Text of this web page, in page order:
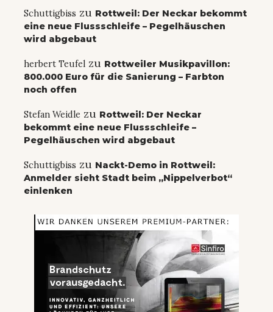
Schuttigbiss zu Rottweil: Der Neckar bekommt
eine neue Flussschleife – Pegelhäuschen
wird abgebaut
herbert Teufel zu Rottweiler Musikpavillon:
800.000 Euro für die Sanierung – Farbton
noch offen
Stefan Weidle zu Rottweil: Der Neckar
bekommt eine neue Flussschleife –
Pegelhäuschen wird abgebaut
Schuttigbiss zu Nackt-Demo in Rottweil:
Anmelder sieht Stadt beim „Nippelverbot“
einlenken